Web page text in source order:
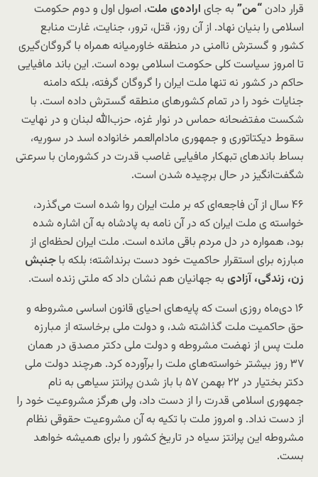
قرار دادن“من” به جای اراده‌ی ملت، اصول اول و دوم حکومت
اسلامی را بنیان نهاد. از آن روز، قتل، ترور، جنایت، غارت منابع
کشور و گسترش ناامنی در منطقه خاورمیانه همراه با گروگان‌گیری
تا امروز سیاست کلی حکومت اسلامی بوده است. این باند مافیایی
حاکم در کشور نه تنها ملت ایران را گروگان گرفته، بلکه دامنه
جنایات خود را در تمام کشورهای منطقه گسترش داده است. با
شکست مفتضحانه حماس در نوار غزه، حزب‌الله لبنان و در نهایت
سقوط دیکتاتوری و جمهوری مادام‌العمر خانواده اسد در سوریه،
بساط باندهای تبهکار مافیایی غاصب قدرت در کشورمان با سرعتی
شگفت‌انگیز در حال برچیده شدن است.
۴۶ سال از آن فاجعه‌ای که بر ملت ایران روا شده است می‌گذرد،
خواسته ی ملت ایران که در آن نامه به پادشاه به آن اشاره شده
بود، همواره در دل مردم باقی مانده است. ملت ایران لحظه‌ای از
مبارزه برای استقرار حاکمیت خود دست برنداشته؛ بلکه باجنبش
زن، زندگی، آزادی به جهانیان هم نشان داد که ملتی زنده است.
۱۶ دی‌ماه روزی است که پایه‌های احیای قانون اساسی مشروطه و
حق حاکمیت ملت گذاشته شد، و دولت ملی برخاسته از مبارزه
ملت پس از نهضت مشروطه و دولت ملی دکتر مصدق در همان
۳۷ روز بیشتر خواسته‌های ملت را برآورده کرد. هرچند دولت ملی
دکتر بختیار در ۲۲ بهمن ۵۷ با باز شدن پرانتز سیاهی به نام
جمهوری اسلامی قدرت را از دست داد، ولی هرگز مشروعیت خود را
از دست نداد. و امروز ملت با تکیه به آن مشروعیت حقوقی نظام
مشروطه این پرانتز سیاه در تاریخ کشور را برای همیشه خواهد
بست.